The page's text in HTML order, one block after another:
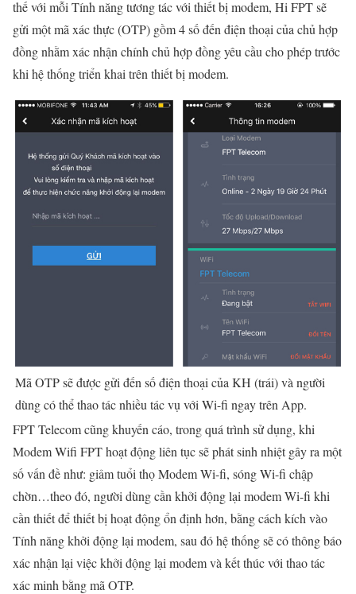
thế với mỗi Tính năng tương tác với thiết bị modem, Hi FPT sẽ
gửi một mã xác thực (OTP) gồm 4 số đến điện thoại của chủ hợp
đồng nhằm xác nhận chính chủ hợp đồng yêu cầu cho phép trước
khi hệ thống triển khai trên thiết bị modem.
Mã OTP sẽ được gửi đến số điện thoại của KH (trái) và người
dùng có thể thao tác nhiều tác vụ với Wi-fi ngay trên App.
FPT Telecom cũng khuyến cáo, trong quá trình sử dụng, khi
Modem Wifi FPT hoạt động liên tục sẽ phát sinh nhiệt gây ra một
số vấn đề như: giảm tuổi thọ Modem Wi-fi, sóng Wi-fi chập
chờn…theo đó, người dùng cần khởi động lại modem Wi-fi khi
cần thiết để thiết bị hoạt động ổn định hơn, bằng cách kích vào
Tính năng khởi động lại modem, sau đó hệ thống sẽ có thông báo
xác nhận lại việc khởi động lại modem và kết thúc với thao tác
xác minh bằng mã OTP.